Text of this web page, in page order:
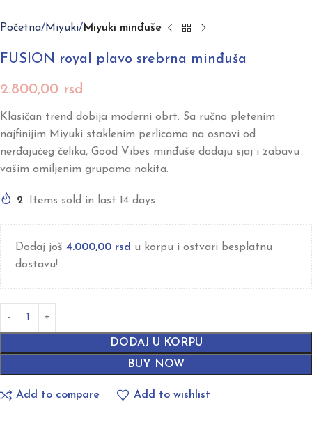
Početna Miyuki Miyuki minđuše
FUSION royal plavo srebrna minđuša
2.800,00 rsd
Klasičan trend dobija moderni obrt. Sa ručno pletenim
najfinijim Miyuki staklenim perlicama na osnovi od
nerđajućeg čelika, Good Vibes minđuše dodaju sjaj i zabavu
vašim omiljenim grupama nakita.
2 Items sold in last 14 days
Dodaj još 4.000,00 rsd u korpu i ostvari besplatnu
dostavu!
DODAJ U KORPU
BUY NOW
Add to compare Add to wishlist